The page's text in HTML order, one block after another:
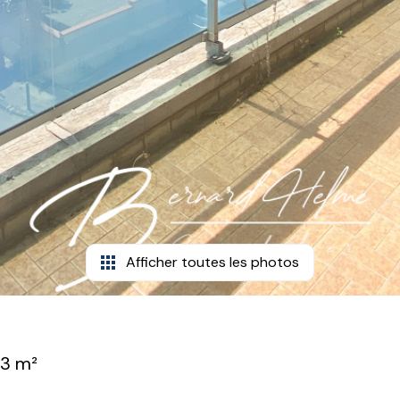
Afficher toutes les photos
m²